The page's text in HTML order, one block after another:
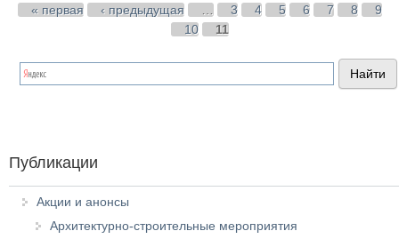
Страницы
« первая ‹ предыдущая 3 4 5 6 7 8
9
10
11
Публикации
Акции и анонсы
Архитектурно-строительные мероприятия